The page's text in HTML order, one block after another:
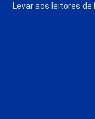
Levar aos leitores